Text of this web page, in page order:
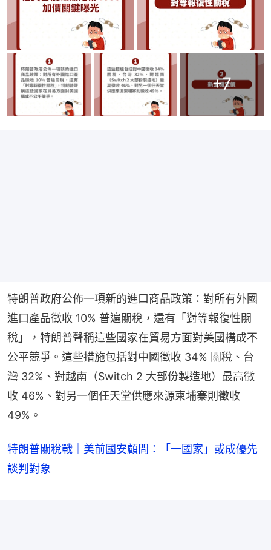
+7
特朗普政府公佈一項新的進口商品政策：對所有外國
進口產品徵收 10% 普遍關稅，還有「對等報復性關
稅」，特朗普聲稱這些國家在貿易方面對美國構成不
公平競爭。這些措施包括對中國徵收 34% 關稅、台
灣 32%、對越南（Switch 2 大部份製造地）最高徵
收 46%、對另一個任天堂供應來源柬埔寨則徵收
49%。
特朗普關稅戰｜美前國安顧問：「一國家」或成優先
談判對象